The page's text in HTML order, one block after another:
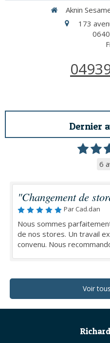
Aknin
173
Dernier
6
"Changement de
Par Cad.dan
Nous sommes
de nos stores. Un travail
convenu. Nous
Voir